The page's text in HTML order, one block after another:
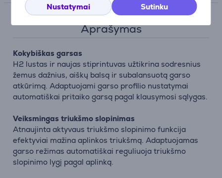
Nustatymai Sutinku
Aprašymas
Kokybiškas garsas
H2 lustas ir naujas stiprintuvas užtikrina sodresnius
žemus dažnius, aiškų balsą ir subalansuotą garso
atkūrimą. Adaptuojami garso profilio nustatymai
automatiškai pritaiko garsą pagal klausymosi sąlygas.
Veiksmingas triukšmo slopinimas
Atnaujinta aktyvaus triukšmo slopinimo funkcija
efektyviai mažina aplinkos triukšmą. Adaptuojamas
garso režimas automatiškai reguliuoja triukšmo
slopinimo lygį pagal aplinką.